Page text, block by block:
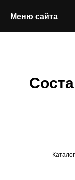
Меню сайта
Каталог